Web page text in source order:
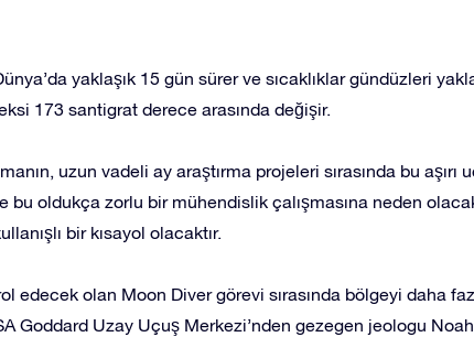
yaklaşık 15 gün sürer ve sıcaklıklar gündüzleri
173 santigrat derece arasında değişir.
uzun vadeli ay araştırma projeleri sırasında bu aşırı
bu oldukça zorlu bir mühendislik çalışmasına neden
bir kısayol olacaktır.
edecek olan Moon Diver görevi sırasında bölgeyi daha
Goddard Uzay Uçuş Merkezi’nden gezegen jeologu